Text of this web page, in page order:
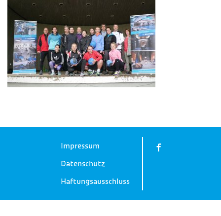
Impressum
Datenschutz
Haftungsausschluss